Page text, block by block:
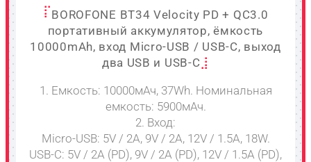
BOROFONE BT34 Velocity PD + QC3.0
портативный аккумулятор, ёмкость
10000mAh, вход Micro-USB / USB-C, выход
два USB и USB-C
1. Емкость: 10000мАч, 37Wh. Номинальная
емкость: 5900мАч.
2. Вход:
Micro-USB: 5V / 2A, 9V / 2A, 12V / 1.5A, 18W.
USB-C: 5V / 2A (PD), 9V / 2A (PD), 12V / 1.5A (PD),